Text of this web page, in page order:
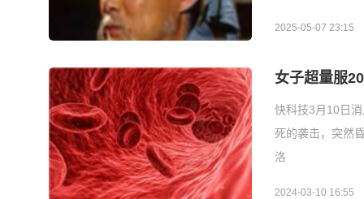
2025-05-07 23:15
女子超量服
快科技3月10日
死的袭击，突然
洛
2024-03-10 16:55